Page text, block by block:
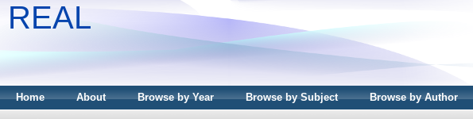
REAL
Home About Browse by Year Browse by Subject Browse by Author